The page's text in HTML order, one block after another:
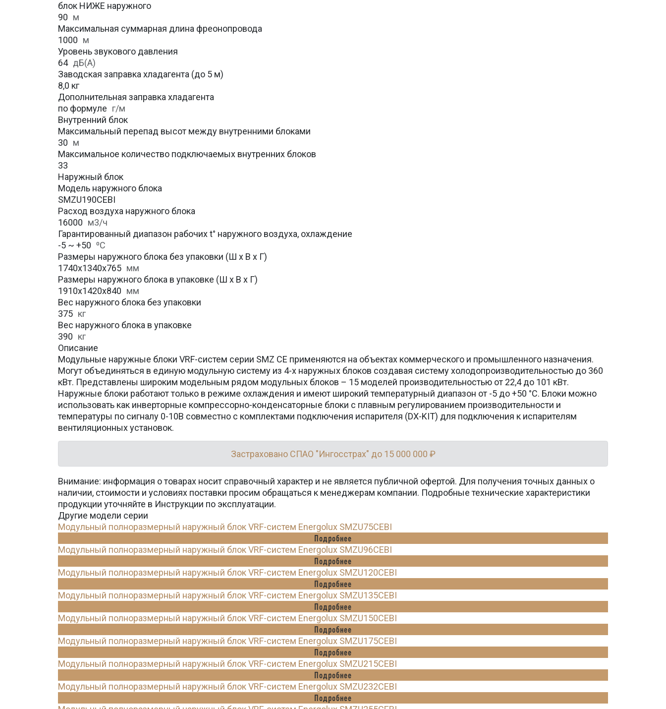
блок НИЖЕ наружного
90 м
Максимальная суммарная длина фреонопровода
1000 м
Уровень звукового давления
64 дБ(А)
Заводская заправка хладагента (до 5 м)
8,0 кг
Дополнительная заправка хладагента
по формуле г/м
Внутренний блок
Максимальный перепад высот между внутренними блоками
30 м
Максимальное количество подключаемых внутренних блоков
33
Наружный блок
Модель наружного блока
SMZU190CEBI
Расход воздуха наружного блока
16000 м3/ч
Гарантированный диапазон рабочих t° наружного воздуха, охлаждение
-5 ~ +50 ⁰С
Размеры наружного блока без упаковки (Ш х В х Г)
1740х1340х765 мм
Размеры наружного блока в упаковке (Ш х В х Г)
1910х1420х840 мм
Вес наружного блока без упаковки
375 кг
Вес наружного блока в упаковке
390 кг
Описание
Модульные наружные блоки VRF-систем серии SMZ CE применяются на объектах коммерческого и промышленного назначения.
Могут объединяться в единую модульную систему из 4-х наружных блоков создавая систему холодопроизводительностью до 360
кВт. Представлены широким модельным рядом модульных блоков – 15 моделей производительностью от 22,4 до 101 кВт.
Наружные блоки работают только в режиме охлаждения и имеют широкий температурный диапазон от -5 до +50 °С. Блоки можно
использовать как инверторные компрессорно-конденсаторные блоки с плавным регулированием производительности и
температуры по сигналу 0-10В совместно с комплектами подключения испарителя (DX-KIT) для подключения к испарителям
вентиляционных установок.
Застраховано СПАО "Ингосстрах" до 15 000 000 ₽
Внимание: информация о товарах носит справочный характер и не является публичной офертой. Для получения точных данных о
наличии, стоимости и условиях поставки просим обращаться к менеджерам компании. Подробные технические характеристики
продукции уточняйте в Инструкции по эксплуатации.
Другие модели серии
Модульный полноразмерный наружный блок VRF-систем Energolux SMZU75CEBI
Подробнее
Модульный полноразмерный наружный блок VRF-систем Energolux SMZU96CEBI
Подробнее
Модульный полноразмерный наружный блок VRF-систем Energolux SMZU120CEBI
Подробнее
Модульный полноразмерный наружный блок VRF-систем Energolux SMZU135CEBI
Подробнее
Модульный полноразмерный наружный блок VRF-систем Energolux SMZU150CEBI
Подробнее
Модульный полноразмерный наружный блок VRF-систем Energolux SMZU175CEBI
Подробнее
Модульный полноразмерный наружный блок VRF-систем Energolux SMZU215CEBI
Подробнее
Модульный полноразмерный наружный блок VRF-систем Energolux SMZU232CEBI
Подробнее